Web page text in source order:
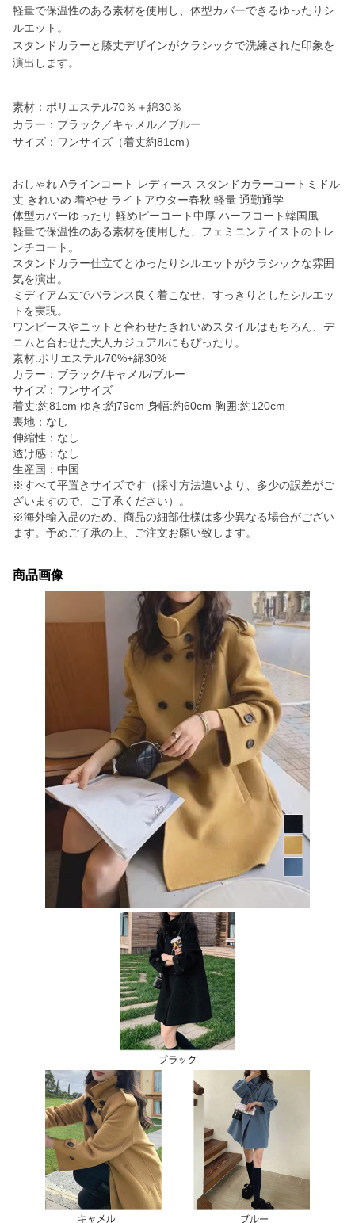
軽量で保温性のある素材を使用し、体型カバーできるゆったりシ
ルエット。
スタンドカラーと膝丈デザインがクラシックで洗練された印象を
演出します。
素材：ポリエステル70％＋綿30％
カラー：ブラック／キャメル／ブルー
サイズ：ワンサイズ（着丈約81cm）
おしゃれ Aラインコート レディース スタンドカラーコートミドル
丈 きれいめ 着やせ ライトアウター春秋 軽量 通勤通学
体型カバーゆったり 軽めピーコート中厚 ハーフコート韓国風
軽量で保温性のある素材を使用した、フェミニンテイストのトレ
ンチコート。
スタンドカラー仕立てとゆったりシルエットがクラシックな雰囲
気を演出。
ミディアム丈でバランス良く着こなせ、すっきりとしたシルエッ
トを実現。
ワンピースやニットと合わせたきれいめスタイルはもちろん、デ
ニムと合わせた大人カジュアルにもぴったり。
素材:ポリエステル70%+綿30%
カラー：ブラック/キャメル/ブルー
サイズ：ワンサイズ
着丈:約81cm ゆき:約79cm 身幅:約60cm 胸囲:約120cm
裏地：なし
伸縮性：なし
透け感：なし
生産国：中国
※すべて平置きサイズです（採寸方法違いより、多少の誤差がご
ざいますので、ご了承ください）。
※海外輸入品のため、商品の細部仕様は多少異なる場合がござい
ます。予めご了承の上、ご注文お願い致します。
商品画像